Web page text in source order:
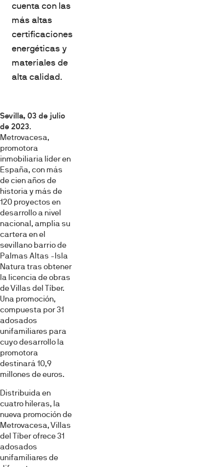
cuenta con las
más altas
certificaciones
energéticas y
materiales de
alta calidad.
Sevilla, 03 de julio
de 2023.
Metrovacesa,
promotora
inmobiliaria líder en
España, con más
de cien años de
historia y más de
120 proyectos en
desarrollo a nivel
nacional, amplia su
cartera en el
sevillano barrio de
Palmas Altas -Isla
Natura tras obtener
la licencia de obras
de Villas del Tíber.
Una promoción,
compuesta por 31
adosados
unifamiliares para
cuyo desarrollo la
promotora
destinará 10,9
millones de euros.
Distribuida en
cuatro hileras, la
nueva promoción de
Metrovacesa, Villas
del Tíber ofrece 31
adosados
unifamiliares de